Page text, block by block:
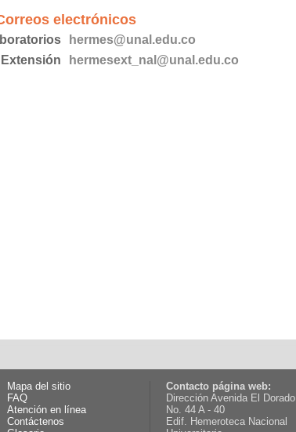
electrónicos
hermes@unal.edu.co
Extensión
hermesext_nal@unal.edu.co
Mapa del sitio
FAQ
Atención en línea
Contáctenos
Contacto página web:
Dirección Avenida El Dorado
No. 44 A - 40
Edif. Hemeroteca Nacional